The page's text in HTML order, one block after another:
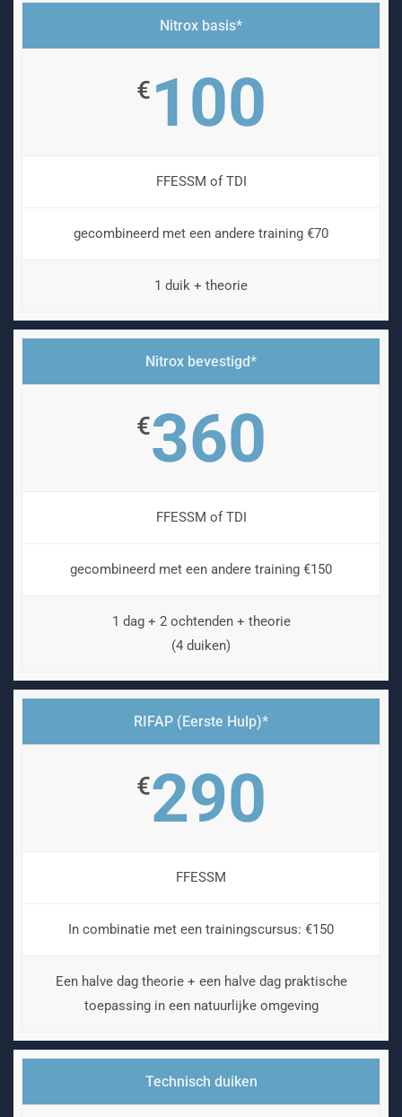
Nitrox basis*
€ 100
FFESSM of TDI
gecombineerd met een andere training €70
1 duik + theorie
Nitrox bevestigd*
€360
FFESSM of TDI
gecombineerd met een andere training €150
1 dag + 2 ochtenden + theorie
(4 duiken)
RIFAP (Eerste Hulp)*
€290
FFESSM
In combinatie met een trainingscursus: €150
Een halve dag theorie + een halve dag praktische
toepassing in een natuurlijke omgeving
Technisch duiken